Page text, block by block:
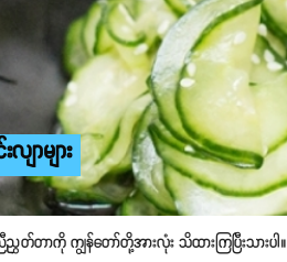
ာများ
နဲ့ညီညွှတ်တာကို ကျွန်တော်တို့အားလုံး သိထားကြပြီးသားပါ။